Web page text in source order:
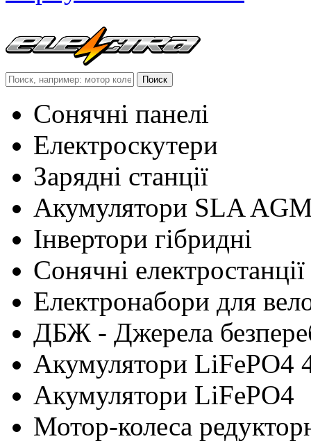
Сонячні панелі
Електроскутери
Зарядні станції
Акумулятори SLA
Інвертори гібридні
Сонячні електростанції
Електронабори для
ДБЖ - Джерела
Акумулятори LiFePO4
Акумулятори LiFePO4
Мотор-колеса